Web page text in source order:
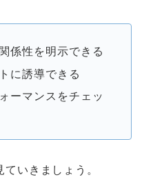
係性を明示できる
に誘導できる
ーマンスをチェッ
いきましょう。